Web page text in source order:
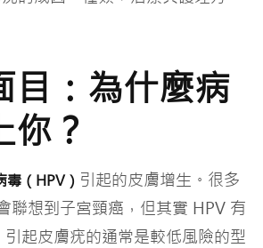
目：為什麼病
你？
毒（HPV） 引起的皮膚增生。很多
聯想到子宮頸癌，但其實 HPV 有
起皮膚疣的通常是較低風險的型